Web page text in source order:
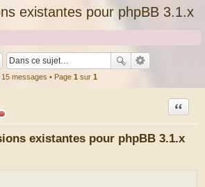
existantes pour phpBB 3.1.x
15 messages • Page 1 sur 1
existantes pour phpBB 3.1.x
Citation